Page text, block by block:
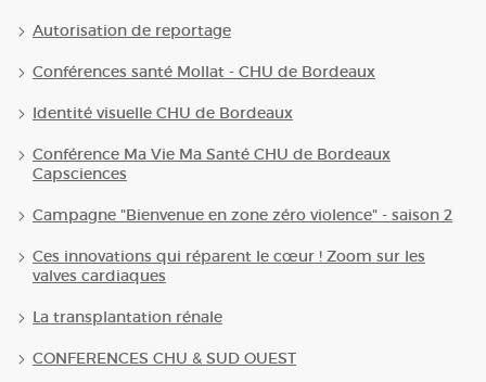
Autorisation de reportage
Conférences santé Mollat - CHU de Bordeaux
Identité visuelle CHU de Bordeaux
Conférence Ma Vie Ma Santé CHU de Bordeaux
Capsciences
Campagne "Bienvenue en zone zéro violence" - saison 2
Ces innovations qui réparent le cœur ! Zoom sur les
valves cardiaques
La transplantation rénale
CONFERENCES CHU & SUD OUEST